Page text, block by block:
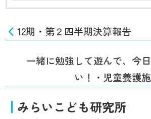
12期・第２四半期決算報告
一緒に勉強して遊んで、今
い！・児童養護
みらいこども研究所